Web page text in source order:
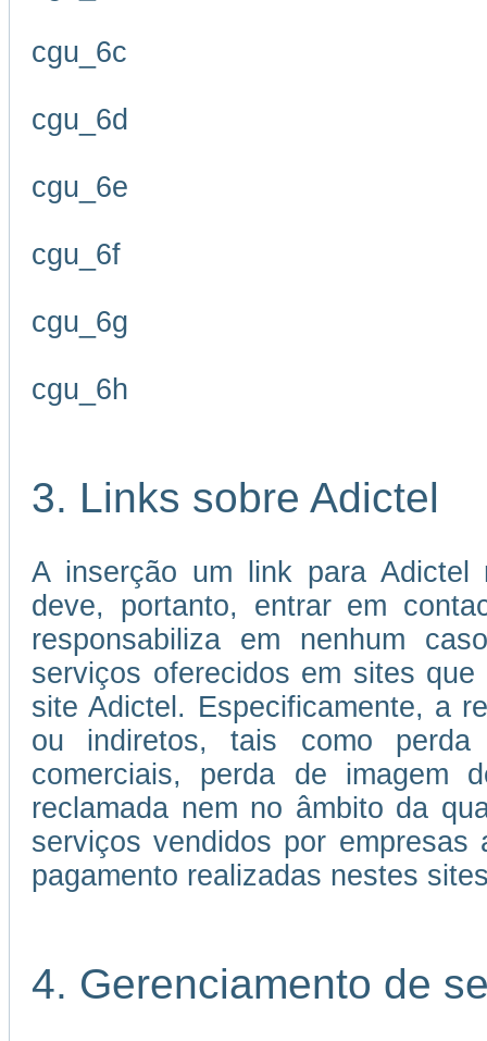
cgu_6c
cgu_6d
cgu_6e
cgu_6f
cgu_6g
cgu_6h
3. Links sobre Adictel
A inserção um link para Adictel
deve, portanto, entrar em
responsabiliza em nenhum
serviços oferecidos em sites
site Adictel. Especificamente, a
ou indiretos, tais como perda
comerciais, perda de imagem
reclamada nem no âmbito da
serviços vendidos por
pagamento realizadas nestes
4. Gerenciamento de